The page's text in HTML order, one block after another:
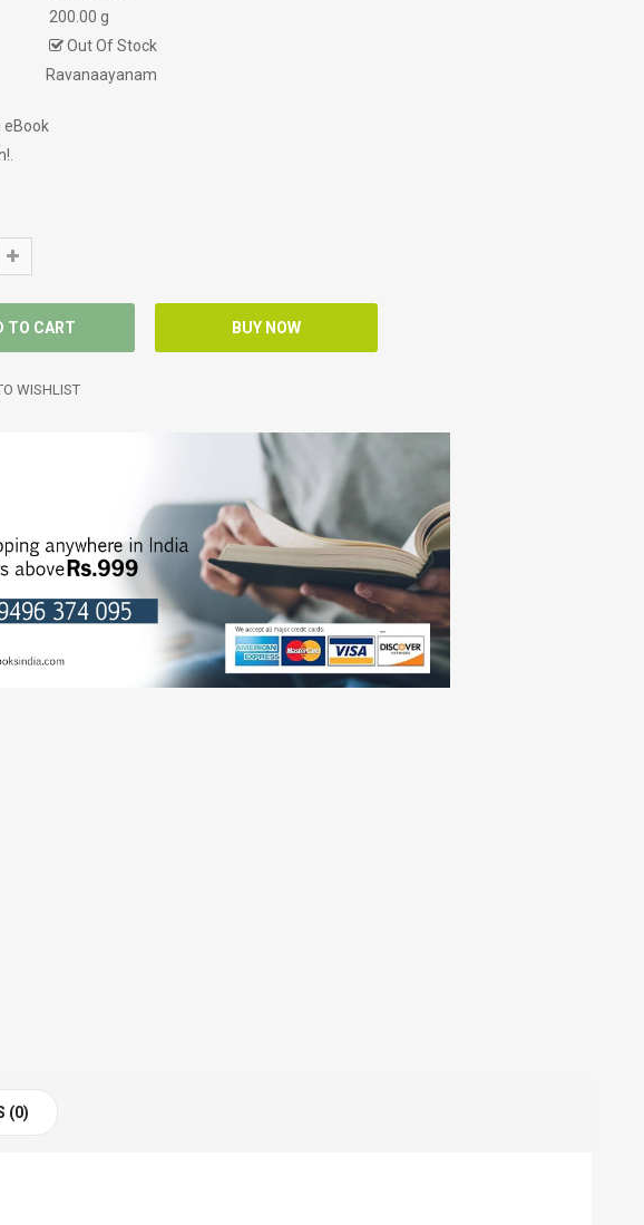
200.00 g
Out Of Stock
Ravanaayanam
eBook
WISHLIST
(0)